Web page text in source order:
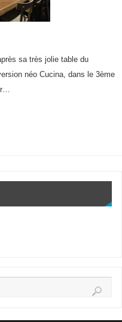
sa très jolie table du
néo Cucina, dans le 3ème